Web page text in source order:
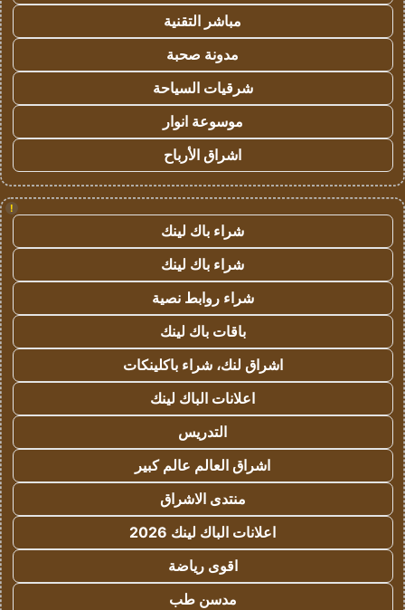
مباشر التقنية
مدونة صحبة
شرقيات السياحة
موسوعة انوار
اشراق الأرباح
!
شراء باك لينك
شراء باك لينك
شراء روابط نصية
باقات باك لينك
اشراق لنك، شراء باكلينكات
اعلانات الباك لينك
التدريس
اشراق العالم عالم كبير
منتدى الاشراق
اعلانات الباك لينك 2026
اقوى رياضة
مدسن طب